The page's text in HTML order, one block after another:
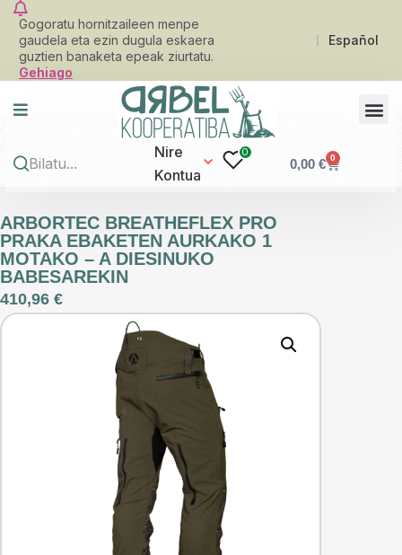
Gogoratu hornitzaileen menpe
gaudela eta ezin dugula eskaera
guztien banaketa epeak ziurtatu.
Gehiago
Español
Nire
Kontua
0
0,00€ 0
ARBORTEC BREATHEFLEX PRO
PRAKA EBAKETEN AURKAKO 1
MOTAKO – A DIESINUKO
BABESAREKIN
410,96 €